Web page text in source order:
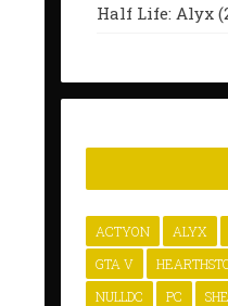
Half Life: Alyx
ACTYON ALYX
GTA V
NULLDC
PC